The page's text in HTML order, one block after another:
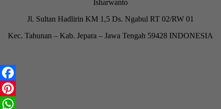
Isharwanto
Jl. Sultan Hadlirin KM 1,5 Ds. Ngabul RT 02/RW 01
Kec. Tahunan – Kab. Jepara – Jawa Tengah 59428 INDONESIA
Facebook
Pinterest